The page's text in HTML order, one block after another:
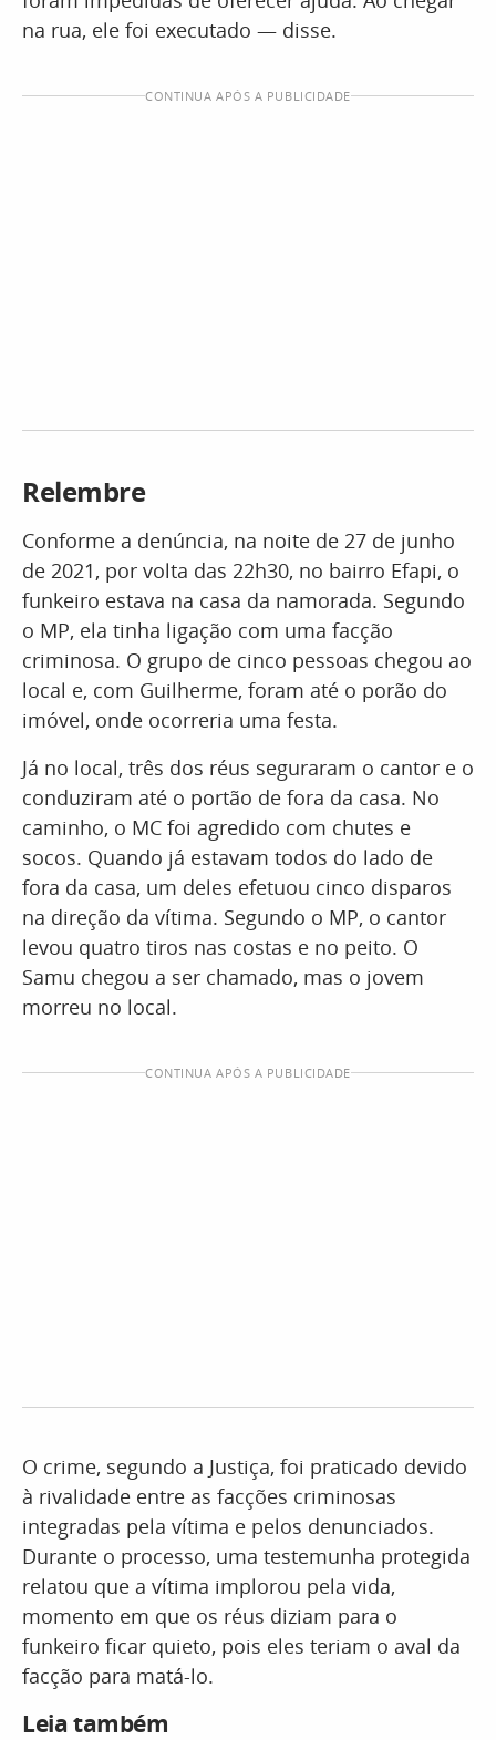
na rua, ele foi executado — disse.
CONTINUA APÓS A PUBLICIDADE
Relembre
Conforme a denúncia, na noite de 27 de junho
de 2021, por volta das 22h30, no bairro Efapi, o
funkeiro estava na casa da namorada. Segundo
o MP, ela tinha ligação com uma facção
criminosa. O grupo de cinco pessoas chegou ao
local e, com Guilherme, foram até o porão do
imóvel, onde ocorreria uma festa.
Já no local, três dos réus seguraram o cantor e o
conduziram até o portão de fora da casa. No
caminho, o MC foi agredido com chutes e
socos. Quando já estavam todos do lado de
fora da casa, um deles efetuou cinco disparos
na direção da vítima. Segundo o MP, o cantor
levou quatro tiros nas costas e no peito. O
Samu chegou a ser chamado, mas o jovem
morreu no local.
CONTINUA APÓS A PUBLICIDADE
O crime, segundo a Justiça, foi praticado devido
à rivalidade entre as facções criminosas
integradas pela vítima e pelos denunciados.
Durante o processo, uma testemunha protegida
relatou que a vítima implorou pela vida,
momento em que os réus diziam para o
funkeiro ficar quieto, pois eles teriam o aval da
facção para matá-lo.
Leia também